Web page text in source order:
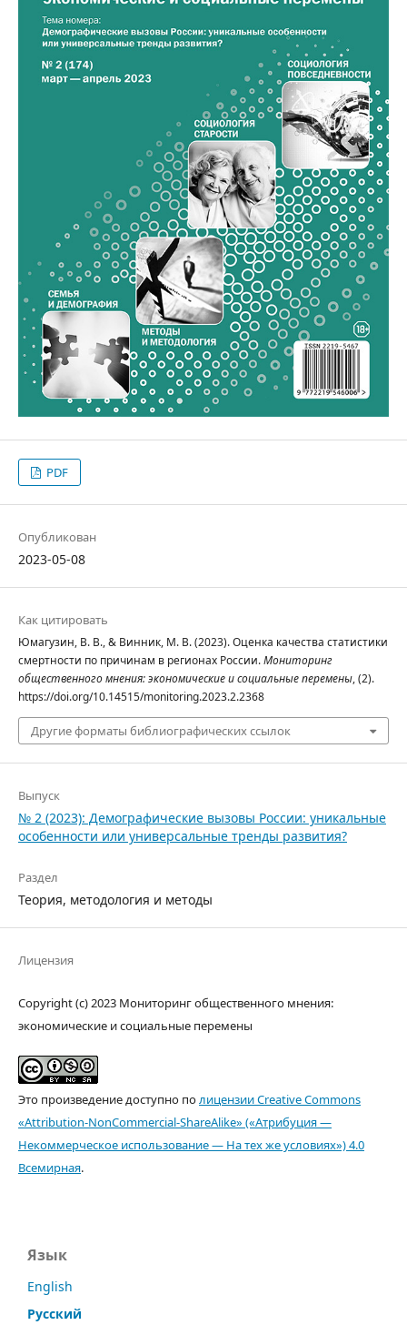
PDF
Опубликован
2023-05-08
Как цитировать
Юмагузин, В. В., & Винник, М. В. (2023). Оценка качества статистики
смертности по причинам в регионах России.Мониторинг
общественного мнения: экономические и социальные перемены, (2).
https://doi.org/10.14515/monitoring.2023.2.2368
Другие форматы библиографических ссылок
Выпуск
№ 2 (2023): Демографические вызовы России: уникальные
особенности или универсальные тренды развития?
Раздел
Теория, методология и методы
Лицензия
Copyright (c) 2023 Мониторинг общественного мнения:
экономические и социальные перемены
Это произведение доступно полицензии Creative Commons
«Attribution-NonCommercial-ShareAlike» («Атрибуция —
Некоммерческое использование — На тех же условиях») 4.0
Всемирная.
Язык
English
Русский